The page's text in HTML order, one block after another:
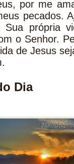
por me
pecados.
própria
o Senhor.
de Jesus
Dia